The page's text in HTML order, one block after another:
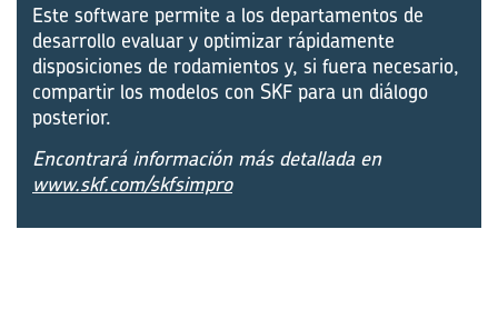
Este software permite a los departamentos de
desarrollo evaluar y optimizar rápidamente
disposiciones de rodamientos y, si fuera necesario,
compartir los modelos con SKF para un diálogo
posterior.
Encontrará información más detallada en
www.skf.com/skfsimpro